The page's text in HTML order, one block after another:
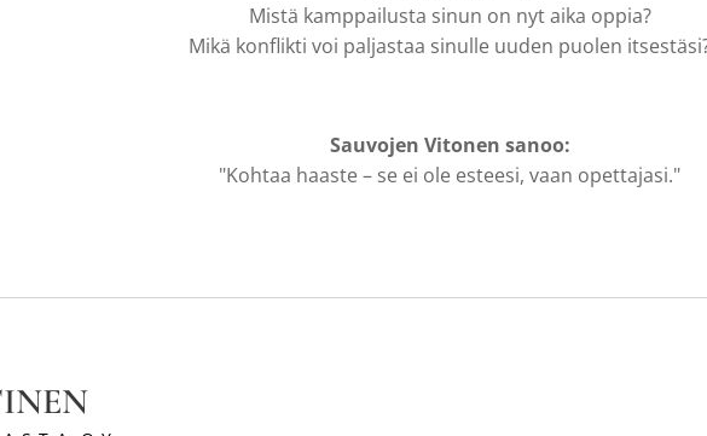
Mistä kamppailusta sinun on nyt aika oppia?
Mikä konflikti voi paljastaa sinulle uuden puolen
Sauvojen Vitonen sanoo:
"Kohtaa haaste – se ei ole esteesi, vaan opettajasi."